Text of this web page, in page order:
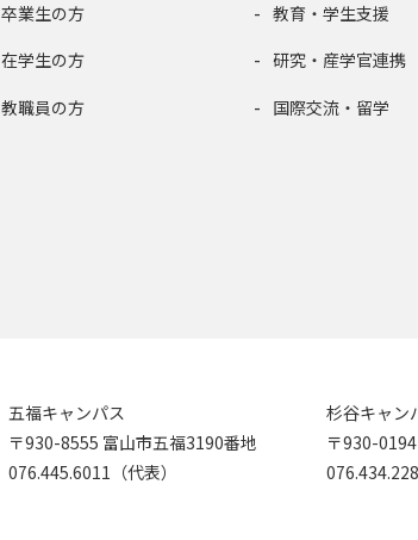
卒業生の方
在学生の方
教職員の方
教育・学生支援
研究・産学官連携
国際交流・留学
五福キャンパス
〒930-8555 富山市五福3190番地
076.445.6011（代表）
杉谷キャン
〒930-